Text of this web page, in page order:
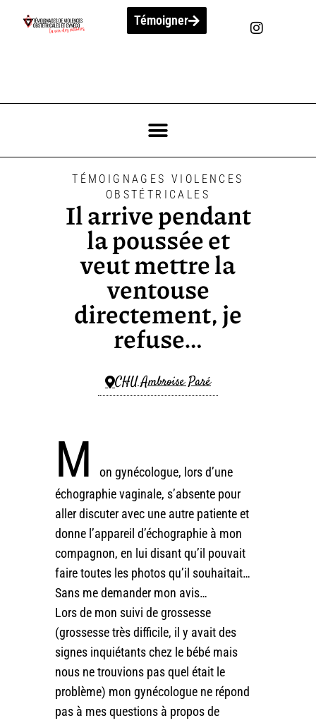
Témoigner
TÉMOIGNAGES VIOLENCES
OBSTÉTRICALES
Il arrive pendant
la poussée et
veut mettre la
ventouse
directement, je
refuse…
CHU Ambroise Paré
M
on gynécologue, lors d’une
échographie vaginale, s’absente pour
aller discuter avec une autre patiente et
donne l’appareil d’échographie à mon
compagnon, en lui disant qu’il pouvait
faire toutes les photos qu’il souhaitait…
Sans me demander mon avis…
Lors de mon suivi de grossesse
(grossesse très difficile, il y avait des
signes inquiétants chez le bébé mais
nous ne trouvions pas quel était le
problème) mon gynécologue ne répond
pas à mes questions à propos de